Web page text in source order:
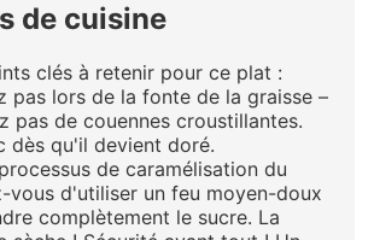
de cuisine
clés à retenir pour ce plat :
pas lors de la fonte de la graisse –
pas de couennes croustillantes.
dès qu'il devient doré.
de caramélisation du
vous d'utiliser un feu moyen-doux
complètement le sucre. La